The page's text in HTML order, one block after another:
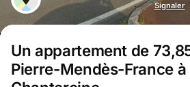
Signaler
Un appartement de
Pierre-Mendès-France